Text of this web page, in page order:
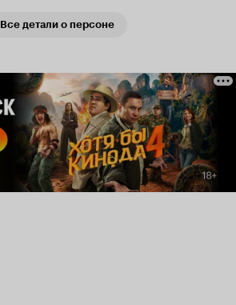
Все детали о персоне